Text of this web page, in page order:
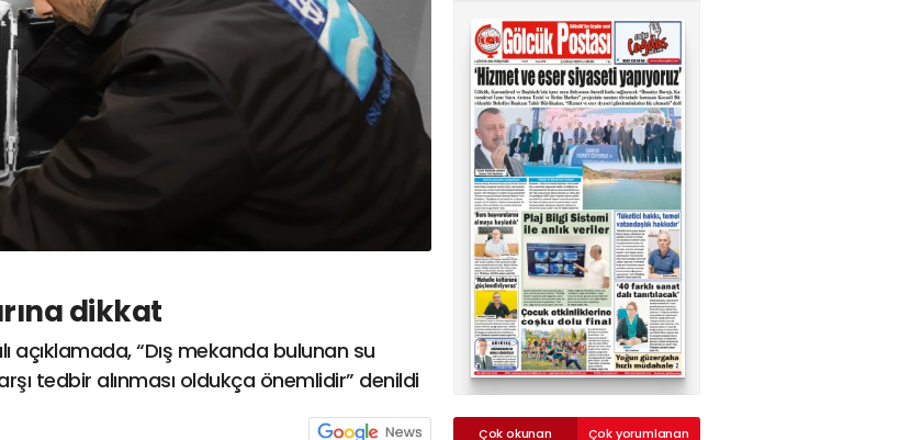
dikkat
açıklamada, “Dış mekanda bulunan su
tedbir alınması oldukça önemlidir” denildi
Çok okunan
Çok yorumlanan
02624132333
haber@golcukpostasi.com